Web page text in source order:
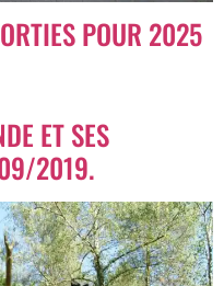
POUR 2025
ET SES
2019.